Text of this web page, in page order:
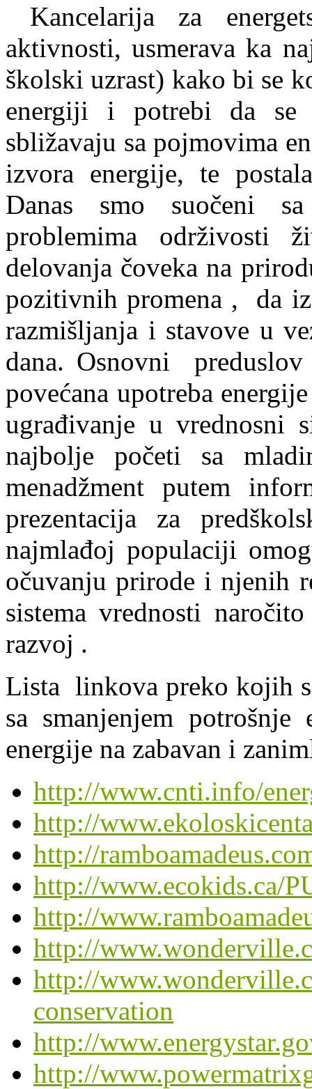
Kancelarija za
aktivnosti, usmerava ka
školski uzrast) kako bi se
energiji i potrebi da se
sbližavaju sa pojmovima
izvora energije, te
Danas smo suočeni
problemima održivosti
delovanja čoveka na
pozitivnih promena , da
razmišljanja i stavove u
dana. Osnovni preduslov
povećana upotreba
ugrađivanje u vrednosni
najbolje početi sa
menadžment putem
prezentacija za
najmlađoj populaciji
očuvanju prirode i njenih
sistema vrednosti
razvoj .
Lista linkova preko kojih
sa smanjenjem
energije na zabavan i
http://www.cnti.info/
http://
http://
http://www.ecokids.ca/
http://
http://
http://
conservation
http://
http://